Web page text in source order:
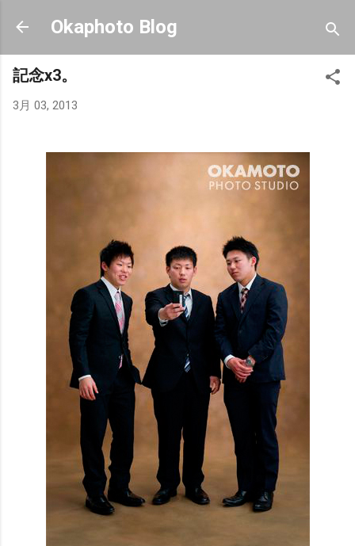
スキップしてメイン コンテンツに移動
Okaphoto Blog
記念x3。
3月 03, 2013